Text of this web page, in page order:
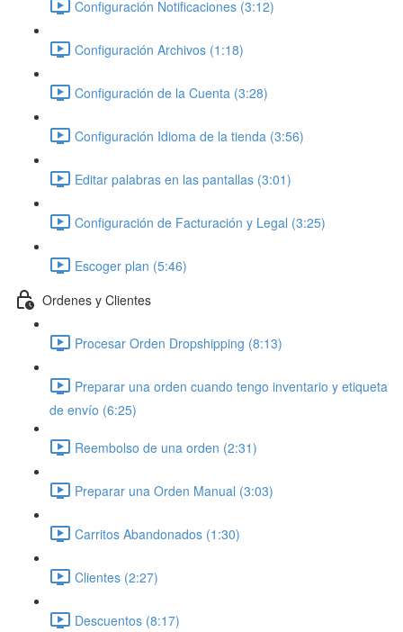
Configuración Notificaciones (3:12)
Configuración Archivos (1:18)
Configuración de la Cuenta (3:28)
Configuración Idioma de la tienda (3:56)
Editar palabras en las pantallas (3:01)
Configuración de Facturación y Legal (3:25)
Escoger plan (5:46)
Ordenes y Clientes
Procesar Orden Dropshipping (8:13)
Preparar una orden cuando tengo inventario y etiqueta
de envío (6:25)
Reembolso de una orden (2:31)
Preparar una Orden Manual (3:03)
Carritos Abandonados (1:30)
Clientes (2:27)
Descuentos (8:17)